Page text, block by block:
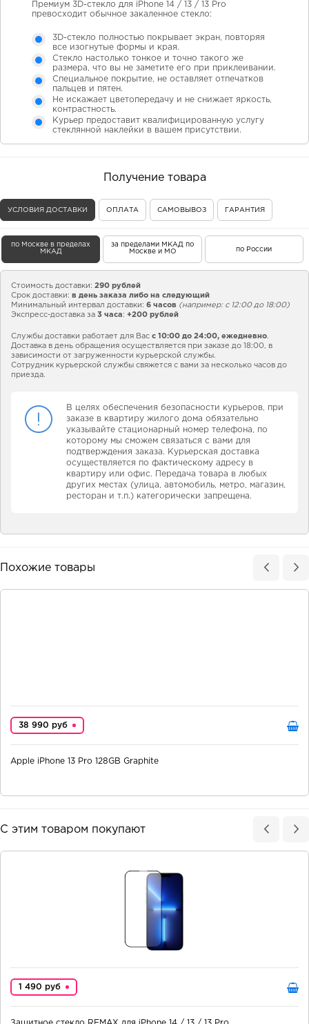
Премиум 3D-стекло для iPhone 14 / 13 / 13 Pro
превосходит обычное закаленное стекло:
3D-стекло полностью покрывает экран, повторяя
все изогнутые формы и края.
Стекло настолько тонкое и точно такого же
размера, что вы не заметите его при приклеивании.
Специальное покрытие, не оставляет отпечатков
пальцев и пятен.
Не искажает цветопередачу и не снижает яркость,
контрастность.
Курьер предоставит квалифицированную услугу
стеклянной наклейки в вашем присутствии.
Получение товара
УСЛОВИЯ ДОСТАВКИ ОПЛАТА САМОВЫВОЗ ГАРАНТИЯ
по Москве в пределах
МКАД
за пределами МКАД по
Москве и МО
по России
Стоимость доставки: 290 рублей
Срок доставки: в день заказа либо на следующий
Минимальный интервал доставки: 6 часов (например: с 12:00 до 18:00)
Экспресс-доставка за 3 часа : +200 рублей
Службы доставки работает для Вас с 10:00 до 24:00, ежедневно.
Доставка в день обращения осуществляется при заказе до 18:00, в
зависимости от загруженности курьерской службы.
Сотрудник курьерской службы свяжется с вами за несколько часов до
приезда.
В целях обеспечения безопасности курьеров, при
заказе в квартиру жилого дома обязательно
указывайте стационарный номер телефона, по
которому мы сможем связаться с вами для
подтверждения заказа. Курьерская доставка
осуществляется по фактическому адресу в
квартиру или офис. Передача товара в любых
других местах (улица, автомобиль, метро, магазин,
ресторан и т.п.) категорически запрещена.
Похожие товары
38 990 руб
Apple iPhone 13 Pro 128GB Graphite
С этим товаром покупают
1 490 руб